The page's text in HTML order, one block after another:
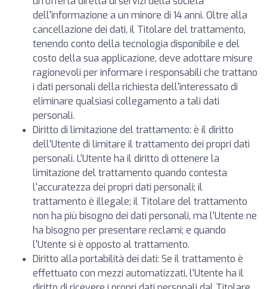
dell'informazione a un minore di 14 anni. Oltre alla
cancellazione dei dati, il Titolare del trattamento,
tenendo conto della tecnologia disponibile e del
costo della sua applicazione, deve adottare misure
ragionevoli per informare i responsabili che trattano
i dati personali della richiesta dell'interessato di
eliminare qualsiasi collegamento a tali dati
personali.
Diritto di limitazione del trattamento: è il diritto
dell'Utente di limitare il trattamento dei propri dati
personali. L'Utente ha il diritto di ottenere la
limitazione del trattamento quando contesta
l'accuratezza dei propri dati personali; il
trattamento è illegale; il Titolare del trattamento
non ha più bisogno dei dati personali, ma l'Utente ne
ha bisogno per presentare reclami; e quando
l'Utente si è opposto al trattamento.
Diritto alla portabilità dei dati: Se il trattamento è
effettuato con mezzi automatizzati, l'Utente ha il